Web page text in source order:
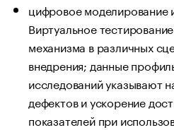
цифровое моделирование
Виртуальное
механизма в различных
внедрения; данные
исследований указывают
дефектов и ускорение
показателей при